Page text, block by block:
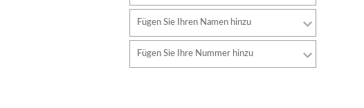
Fügen Sie Ihren Namen hinzu
Fügen Sie Ihre Nummer hinzu